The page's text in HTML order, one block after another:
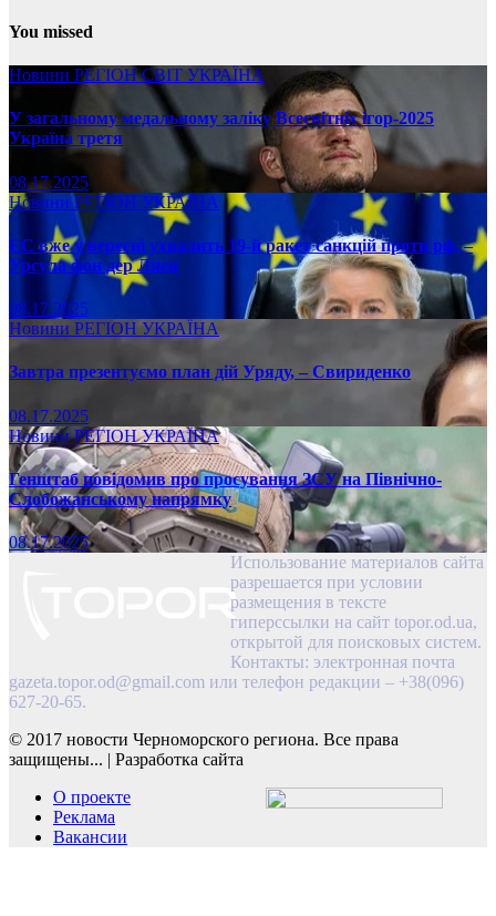
You missed
Новини РЕГІОНСВІТ УКРАЇНА
У загальному медальному заліку Всесвітніх ігор-2025
Україна третя
08.17.2025
НовиниРЕГІОН УКРАЇНА
ЄС вже у вересні ухвалить 19-й ракет санкцій проти рф, –
Урсула фон дер Ляєн
08.17.2025
Новини РЕГІОН УКРАЇНА
Завтра презентуємо план дій Уряду, – Свириденко
08.17.2025
НовиниРЕГІОНУКРАЇНА
Генштаб повідомив про просування ЗСУ на Північно-
Слобожанському напрямку
08.17.2025
Использование материалов сайта
разрешается при условии
размещения в тексте
гиперссылки на сайт topor.od.ua,
открытой для поисковых систем.
Контакты: электронная почта
gazeta.topor.od@gmail.com или телефон редакции – +38(096)
627-20-65.
© 2017 новости Черноморского региона. Все права
защищены... | Разработка сайта
О проекте
Реклама
Вакансии